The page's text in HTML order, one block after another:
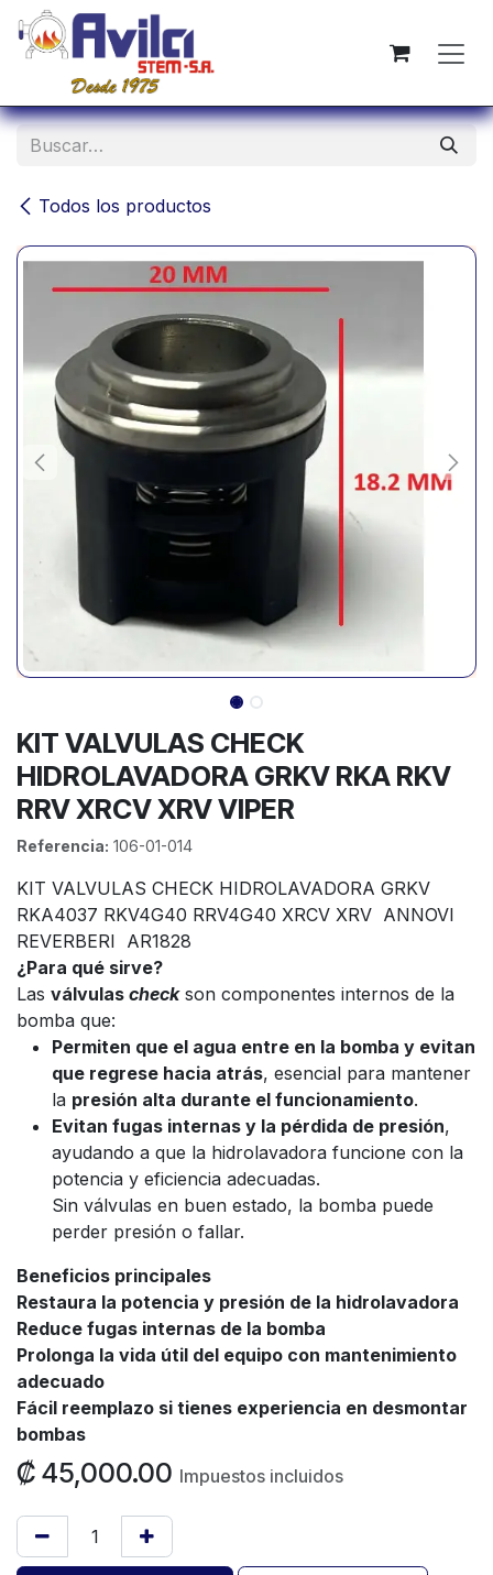
Ir al contenido
Todos los productos
KIT VALVULAS CHECK
HIDROLAVADORA GRKV RKA RKV
RRV XRCV XRV VIPER
Referencia: 106-01-014
KIT VALVULAS CHECK HIDROLAVADORA GRKV
RKA4037 RKV4G40 RRV4G40 XRCV XRV ANNOVI
REVERBERI AR1828
¿Para qué sirve?
Las válvulas checkson componentes internos de la
bomba que:
Permiten que el agua entre en la bomba y evitan
que regrese hacia atrás, esencial para mantener
la presión alta durante el funcionamiento.
Evitan fugas internas y la pérdida de presión,
ayudando a que la hidrolavadora funcione con la
potencia y eficiencia adecuadas.
Sin válvulas en buen estado, la bomba puede
perder presión o fallar.
Beneficios principales
Restaura la potencia y presión de la hidrolavadora
Reduce fugas internas de la bomba
Prolonga la vida útil del equipo con mantenimiento
adecuado
Fácil reemplazo si tienes experiencia en desmontar
bombas
₡ 45,000.00 Impuestos incluidos